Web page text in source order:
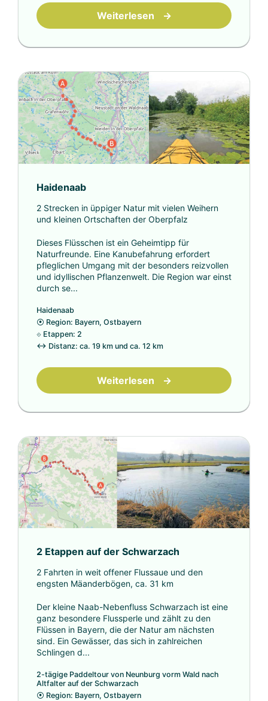
Weiterlesen →
Haidenaab
2 Strecken in üppiger Natur mit vielen Weihern
und kleinen Ortschaften der Oberpfalz
Dieses Flüsschen ist ein Geheimtipp für
Naturfreunde. Eine Kanubefahrung erfordert
pfleglichen Umgang mit der besonders reizvollen
und idyllischen Pflanzenwelt. Die Region war einst
durch se...
Haidenaab
⦿ Region: Bayern, Ostbayern
⟐ Etappen: 2
↔ Distanz: ca. 19 km und ca. 12 km
Weiterlesen →
2 Etappen auf der Schwarzach
2 Fahrten in weit offener Flussaue und den
engsten Mäanderbögen, ca. 31 km
Der kleine Naab-Nebenfluss Schwarzach ist eine
ganz besondere Flussperle und zählt zu den
Flüssen in Bayern, die der Natur am nächsten
sind. Ein Gewässer, das sich in zahlreichen
Schlingen d...
2-tägige Paddeltour von Neunburg vorm Wald nach
Altfalter auf der Schwarzach
⦿ Region: Bayern, Ostbayern